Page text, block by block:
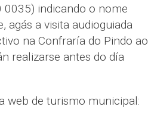
indicando o nome
agás a visita audioguiada
na Confraría do Pindo ao
realizarse antes do día
web de turismo municipal: